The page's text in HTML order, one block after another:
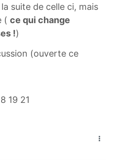
suite de celle ci, mais
( ce qui change
!)
(ouverte ce
19 21